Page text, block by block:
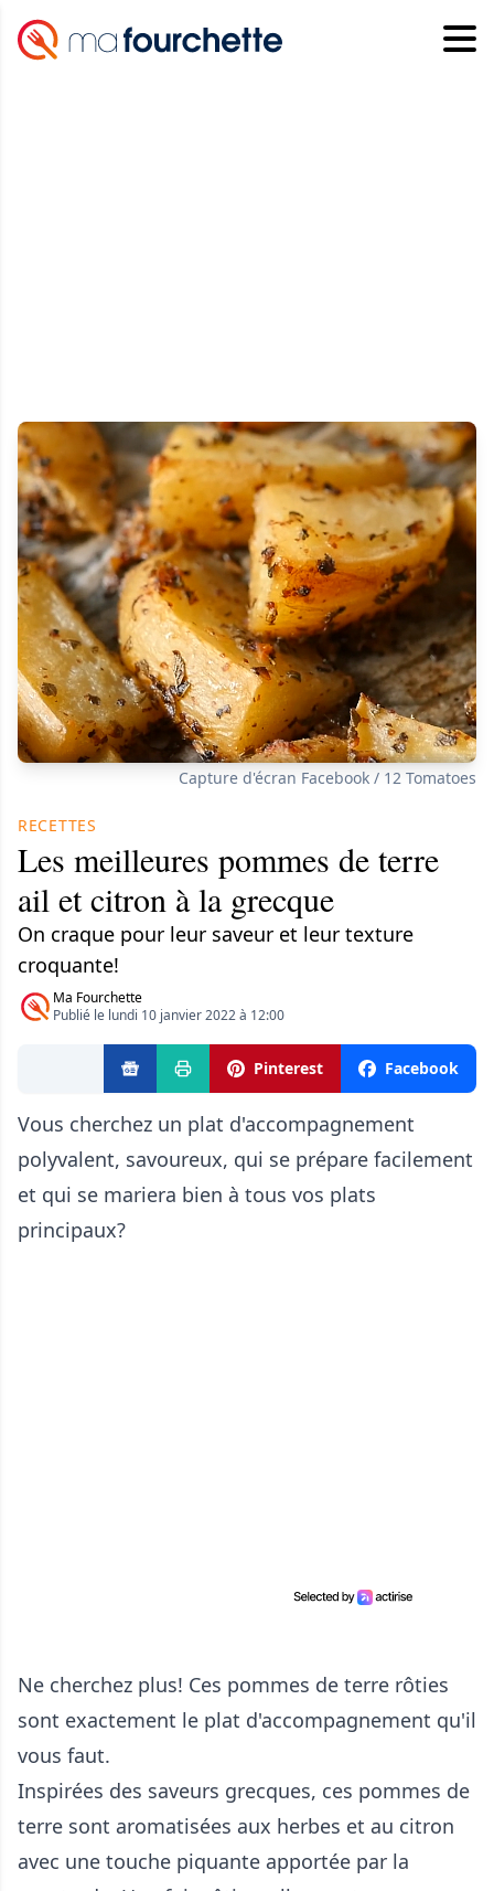
Capture d'écran Facebook / 12 Tomatoes
RECETTES
Les meilleures pommes de terre
ail et citron à la grecque
On craque pour leur saveur et leur texture
croquante!
Ma Fourchette
Publié le lundi 10 janvier 2022 à 12:00
Pinterest Facebook
Vous cherchez un plat d'accompagnement
polyvalent, savoureux, qui se prépare facilement
et qui se mariera bien à tous vos plats
principaux?
Ne cherchez plus! Ces pommes de terre rôties
sont exactement le plat d'accompagnement qu'il
vous faut.
Inspirées des saveurs grecques, ces pommes de
terre sont aromatisées aux herbes et au citron
avec une touche piquante apportée par la